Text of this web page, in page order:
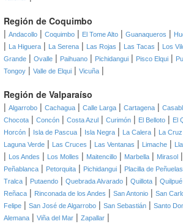
Región de Coquimbo
| Andacollo | Coquimbo | El Tome Alto | Guanaqueros |
| La Higuera | La Serena | Las Rojas | Las Tacas | Los
Grande | Ovalle | Paihuano | Pichidangui | Pisco Elqui |
Tongoy | Valle de Elqui | Vicuña |
Región de Valparaíso
| Algarrobo | Cachagua | Calle Larga | Cartagena |
Chocota | Concón | Costa Azul | Curimón | El Belloto | El
Horcón | Isla de Pascua | Isla Negra | La Calera | La Cruz
Laguna Verde | Las Cruces | Las Ventanas | Limache |
| Los Andes | Los Molles | Maitencillo | Marbella | Mirasol |
Peñablanca | Petorquita | Pichidangui | Placilla de Peñuelas
Tralca | Putaendo | Quebrada Alvarado | Quillota | Quilpué
Reñaca | Rinconada de los Andes | San Antonio | San
Felipe | San José de Algarrobo | San Sebastián | Santo
Alemana | Viña del Mar | Zapallar |